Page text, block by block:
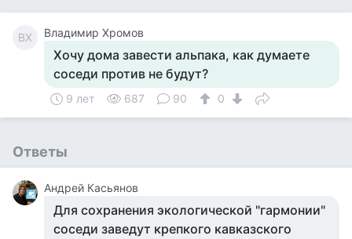
ВХ Владимир Хромов
Хочу дома завести альпака, как думаете
соседи против не будут?
9 лет 687 90 0
Ответы
Андрей Касьянов
Для сохранения экологической "гармонии"
соседи заведут крепкого кавказского